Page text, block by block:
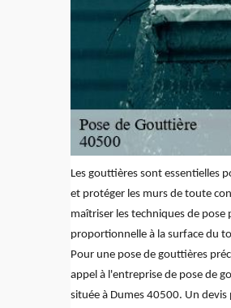
Les gouttières sont essentielles
et protéger les murs de toute
maîtriser les techniques de
proportionnelle à la surface du
Pour une pose de gouttières
appel à l'entreprise de pose de
située à Dumes 40500. Un